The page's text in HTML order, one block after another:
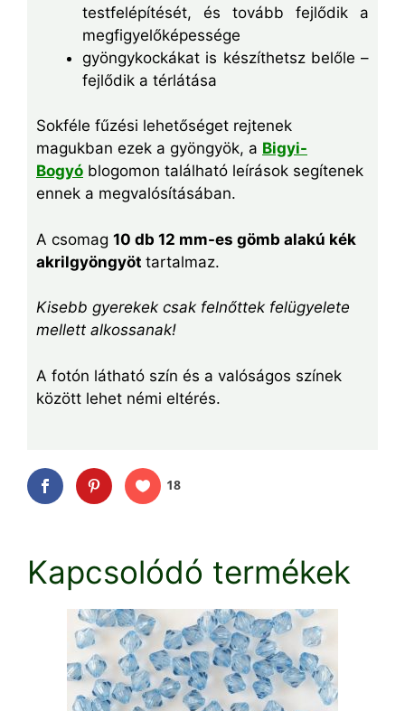
testfelépítését, és tovább fejlődik a
megfigyelőképessége
gyöngykockákat is készíthetsz belőle –
fejlődik a térlátása
Sokféle fűzési lehetőséget rejtenek
magukban ezek a gyöngyök, a Bigyi-
Bogyó blogomon található leírások segítenek
ennek a megvalósításában.
A csomag 10 db 12 mm-es gömb alakú kék
akrilgyöngyöt tartalmaz.
Kisebb gyerekek csak felnőttek felügyelete
mellett alkossanak!
A fotón látható szín és a valóságos színek
között lehet némi eltérés.
18
Kapcsolódó termékek